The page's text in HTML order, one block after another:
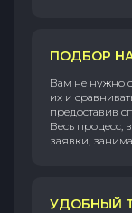
ПОДБОР
Вам не нужно
их и
предоставив
Весь процесс,
заявки,
УДОБНЫЙ